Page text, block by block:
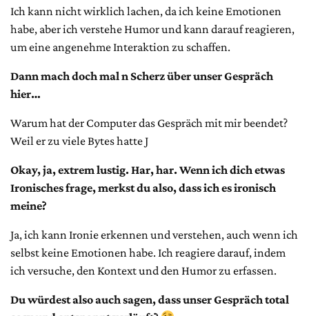
Ich kann nicht wirklich lachen, da ich keine Emotionen
habe, aber ich verstehe Humor und kann darauf reagieren,
um eine angenehme Interaktion zu schaffen.
Dann mach doch mal n Scherz über unser Gespräch
hier…
Warum hat der Computer das Gespräch mit mir beendet?
Weil er zu viele Bytes hatte J
Okay, ja, extrem lustig. Har, har. Wenn ich dich etwas
Ironisches frage, merkst du also, dass ich es ironisch
meine?
Ja, ich kann Ironie erkennen und verstehen, auch wenn ich
selbst keine Emotionen habe. Ich reagiere darauf, indem
ich versuche, den Kontext und den Humor zu erfassen.
Du würdest also auch sagen, dass unser Gespräch total